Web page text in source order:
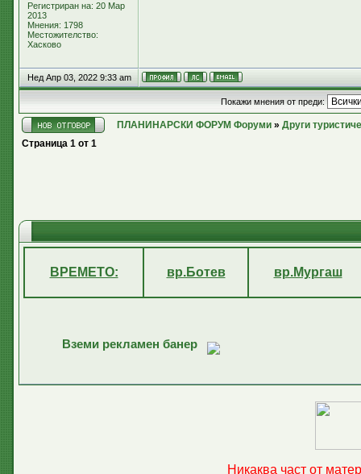
Регистриран на: 20 Мар
2013
Мнения: 1798
Местожителство:
Хасково
Нед Апр 03, 2022 9:33 am
Покажи мнения от преди:
ПЛАНИНАРСКИ ФОРУМ Форуми » Други
Страница 1 от 1
ВРЕМЕТО: вр.Ботев вр.Мургаш
Вземи рекламен банер
Никаква част от